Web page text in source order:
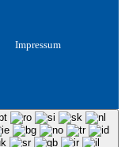
Impressum